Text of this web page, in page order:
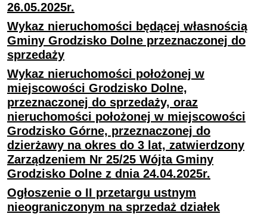
26.05.2025r.
Wykaz nieruchomości będącej własnością
Gminy Grodzisko Dolne przeznaczonej do
sprzedaży
Wykaz nieruchomości położonej w
miejscowości Grodzisko Dolne,
przeznaczonej do sprzedaży, oraz
nieruchomości położonej w miejscowości
Grodzisko Górne, przeznaczonej do
dzierżawy na okres do 3 lat, zatwierdzony
Zarządzeniem Nr 25/25 Wójta Gminy
Grodzisko Dolne z dnia 24.04.2025r.
Ogłoszenie o II przetargu ustnym
nieograniczonym na sprzedaż działek